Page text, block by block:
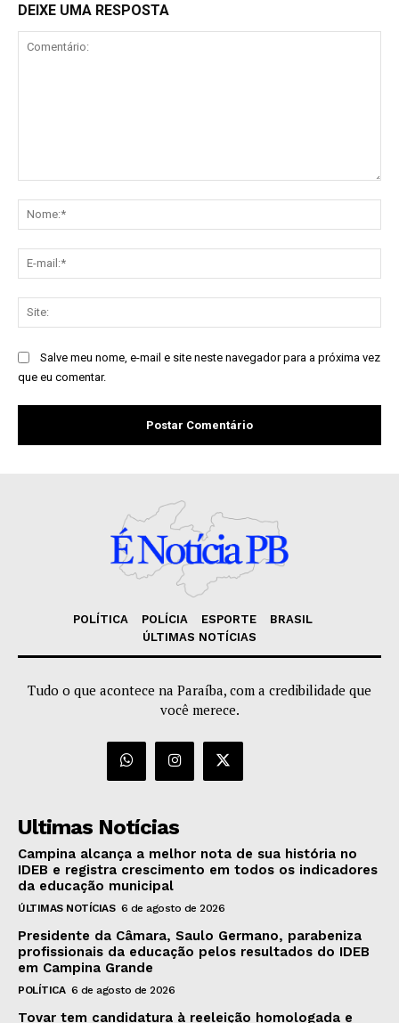
DEIXE UMA RESPOSTA
Salve meu nome, e-mail e site neste navegador para a próxima vez
que eu comentar.
POLÍTICA POLÍCIA ESPORTE
BRASIL
ÚLTIMAS NOTÍCIAS
Tudo o que acontece na Paraíba, com a credibilidade que
você merece.
Ultimas Notícias
Campina alcança a melhor nota de sua história no
IDEB e registra crescimento em todos os indicadores
da educação municipal
ÚLTIMAS NOTÍCIAS 6 de agosto de 2026
Presidente da Câmara, Saulo Germano, parabeniza
profissionais da educação pelos resultados do IDEB
em Campina Grande
POLÍTICA 6 de agosto de 2026
Tovar tem candidatura à reeleição homologada e